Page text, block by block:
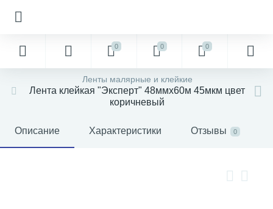
0 0 0
Ленты малярные и клейкие
Лента клейкая "Эксперт" 48ммх60м 45мкм цвет
коричневый
Описание Характеристики Отзывы 0